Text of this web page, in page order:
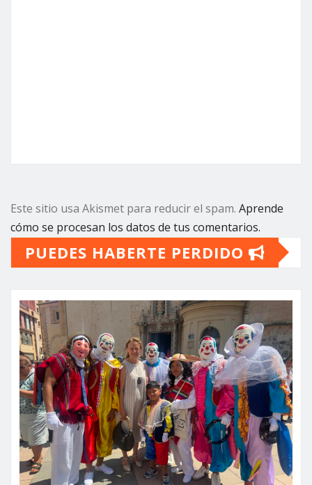
Este sitio usa Akismet para reducir el spam. Aprende
cómo se procesan los datos de tus comentarios.
PUEDES HABERTE PERDIDO